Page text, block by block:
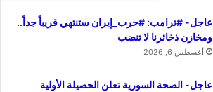
عاجل- #ترامب: #حرب_إيران ستنتهي قريباً جداً..
ومخازن ذخائرنا لا تنضب
أغسطس 6, 2026
عاجل- الصحة السورية تعلن الحصيلة الأولية